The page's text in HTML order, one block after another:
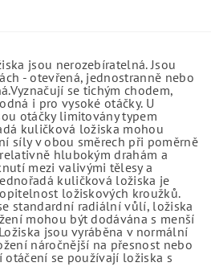
jsou nerozebíratelná. Jsou
- otevřená, jednostranně nebo
se tichým chodem,
i pro vysoké otáčky. U
otáčky limitovány typem
kuličková ložiska mohou
síly v obou směrech při poměrně
hlubokým drahám a
mezi valivými tělesy a
kuličková ložiska je
ložiskových kroužků.
standardní radiální vůlí, ložiska
mohou být dodávána s menší
jsou vyráběna v normální
náročnější na přesnost nebo
otáčení se používají ložiska s